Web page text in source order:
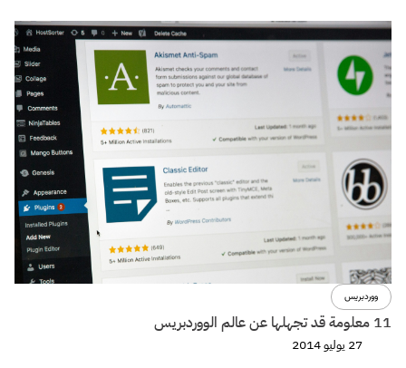
ووردبريس
11 معلومة قد تجهلها عن عالم الووردبريس
27 يوليو 2014